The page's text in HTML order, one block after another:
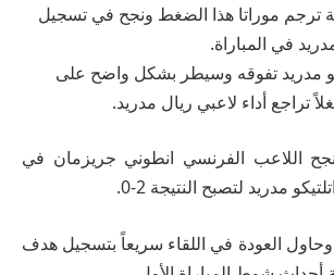
ترجم موراتا هذا الضغط ونجح في تسجيل
في المباراة.
مدريد تفوقه وسيطر بشكل واضح على
تراجع أداء لاعبي ريال مدريد.
وعند الدقيقة 19 نجح اللاعب الفرنسي انطوني جريزمان في
مدريد لتصبح النتيجة 2-0.
العودة في اللقاء سريعاً بتسجيل هدف